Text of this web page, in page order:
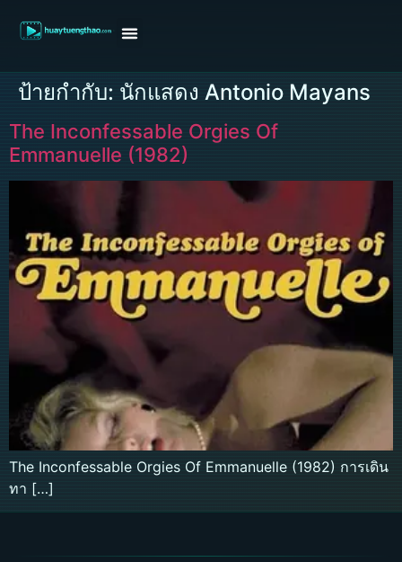
ป้ายกำกับ: นักแสดง Antonio Mayans
The Inconfessable Orgies Of
Emmanuelle (1982)
The Inconfessable Orgies Of Emmanuelle (1982) การเดิน
ทา […]